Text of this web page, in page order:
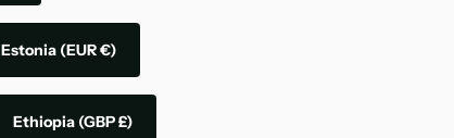
Estonia (EUR €)
Ethiopia (GBP £)